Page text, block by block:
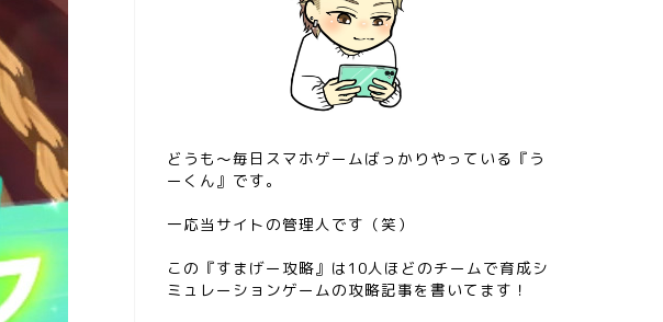
どうも〜毎日スマホゲームばっかりやっている『う
ーくん』です。
一応当サイトの管理人です（笑）
この『すまげー攻略』は10人ほどのチームで育成シ
ミュレーションゲームの攻略記事を書いてます！